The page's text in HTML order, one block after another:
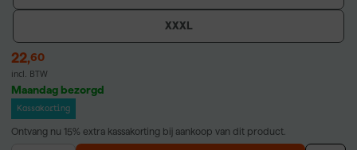
XXXL
22,60
incl. BTW
Maandag bezorgd
Kassakorting
Ontvang nu 15% extra kassakorting bij aankoop van dit product.